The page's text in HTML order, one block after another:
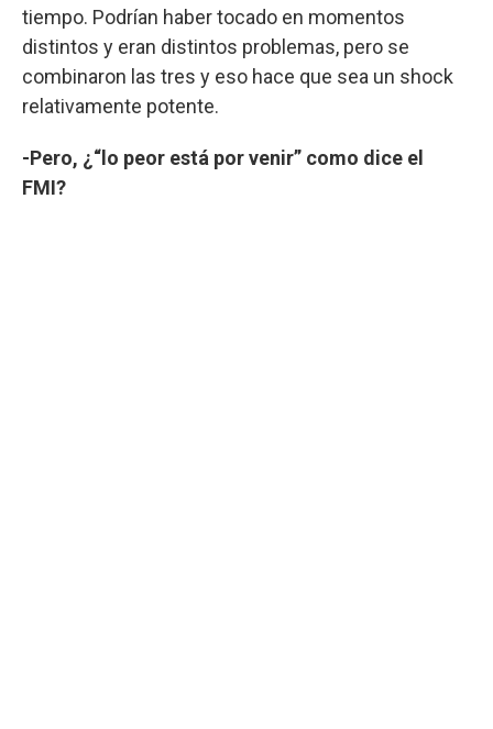
tiempo. Podrían haber tocado en momentos
distintos y eran distintos problemas, pero se
combinaron las tres y eso hace que sea un shock
relativamente potente.
-Pero, ¿“lo peor está por venir” como dice el
FMI?